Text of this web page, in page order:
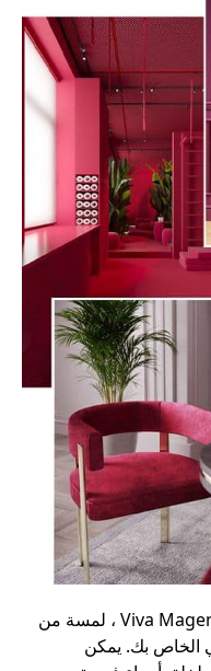
يمكن أن يضفي لون العام 2023 ، Viva Magenta ، لمسة من
الخاص بك. يمكن